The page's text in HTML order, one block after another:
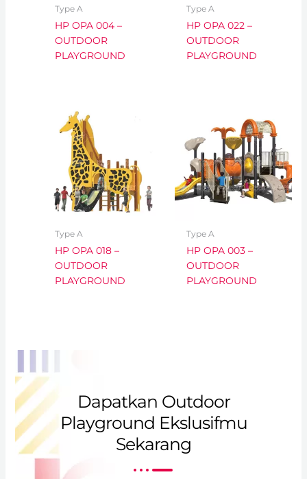
Type A
HP OPA 004 –
OUTDOOR
PLAYGROUND
Type A
HP OPA 022 –
OUTDOOR
PLAYGROUND
Type A
HP OPA 018 –
OUTDOOR
PLAYGROUND
Type A
HP OPA 003 –
OUTDOOR
PLAYGROUND
Dapatkan Outdoor
Playground Ekslusifmu
Sekarang